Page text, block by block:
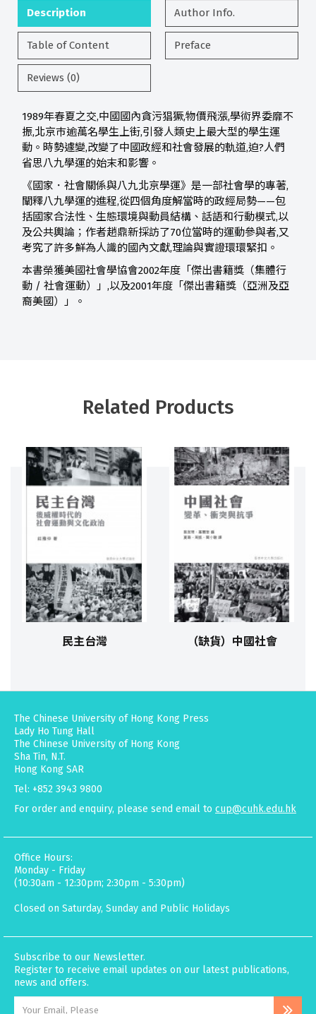
Description Author Info.
Table of Content Preface
Reviews (0)
1989年春夏之交,中國國內貪污猖獗,物價飛漲,學術界委靡不
振,北京巿逾萬名學生上街,引發人類史上最大型的學生運
動。時勢遽變,改變了中國政經和社會發展的軌道,迫?人們
省思八九學運的始末和影響。
《國家．社會關係與八九北京學運》是一部社會學的專著,
闡釋八九學運的進程,從四個角度解當時的政經局勢——包
括國家合法性、生態環境與動員結構、話語和行動模式,以
及公共輿論；作者趙鼎新採訪了70位當時的運動參與者,又
考究了許多鮮為人識的國內文獻,理論與實證環環緊扣。
本書榮獲美國社會學協會2002年度「傑出書籍獎（集體行
動 / 社會運動）」,以及2001年度「傑出書籍獎（亞洲及亞
裔美國）」。
Related Products
民主台灣 （缺貨）中國社會
The Chinese University of Hong Kong Press
Lady Ho Tung Hall
The Chinese University of Hong Kong
Sha Tin, N.T.
Hong Kong SAR
Tel: +852 3943 9800
For order and enquiry, please send email to cup@cuhk.edu.hk
Office Hours:
Monday - Friday
(10:30am - 12:30pm; 2:30pm - 5:30pm)
Closed on Saturday, Sunday and Public Holidays
Subscribe to our Newsletter.
Register to receive email updates on our latest publications,
news and offers.